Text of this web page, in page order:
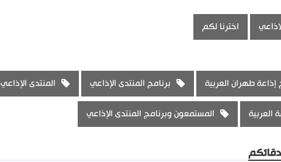
اخترنا لكم
إذاعة طهران العربية برنامج المنتدى الإذاعي المنتدى الإذاعي
العربية المستمعون وبرنامج المنتدى الإذاعي